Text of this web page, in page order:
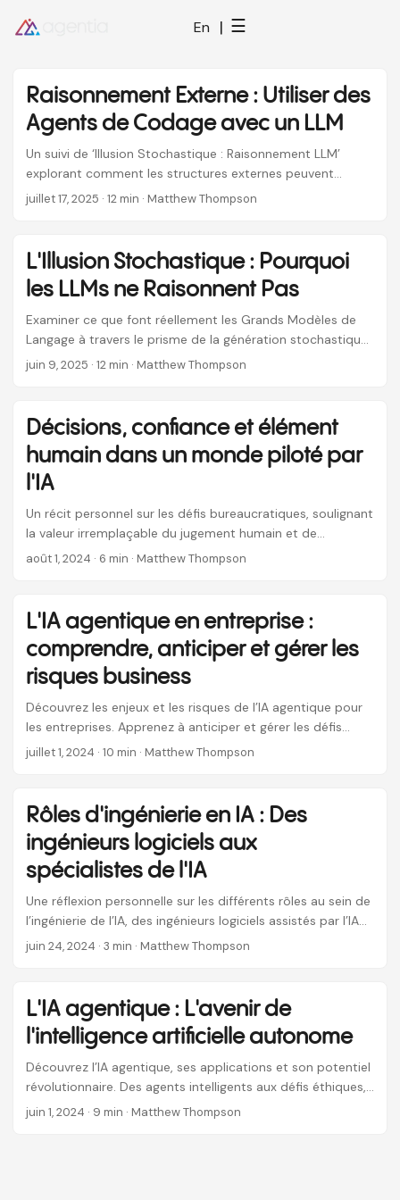
En | ☰
Raisonnement Externe : Utiliser des
Agents de Codage avec un LLM
Un suivi de ‘Illusion Stochastique : Raisonnement LLM’
explorant comment les structures externes peuvent
augmenter les capacités des LLMs dans le développement
Piloté par les Tests (Test-Driven Development) et la
validation systématique peuvent transformer des
assistants de codage peu fiables en partenaires de
juillet 17, 2025 · 12 min · Matthew Thompson
L'Illusion Stochastique : Pourquoi
les LLMs ne Raisonnent Pas
Examiner ce que font réellement les Grands Modèles de
Langage à travers le prisme de la génération stochastique
plutôt que du raisonnement. Utilisant les recherches
stochastiques à capacité limitée’ et leurs implications
pour le développement de l’IA.
juin 9, 2025 · 12 min · Matthew Thompson
Décisions, confiance et élément
humain dans un monde piloté par
l'IA
Un récit personnel sur les défis bureaucratiques, soulignant
la valeur irremplaçable du jugement humain et de
l’empathie dans un monde de plus en plus automatisé.
août 1, 2024 · 6 min · Matthew Thompson
L'IA agentique en entreprise :
comprendre, anticiper et gérer les
risques business
Découvrez les enjeux et les risques de l’IA agentique pour
les entreprises. Apprenez à anticiper et gérer les défis
technologiques, opérationnels, stratégiques et éthiques
juillet 1, 2024 · 10 min · Matthew Thompson
Rôles d'ingénierie en IA : Des
ingénieurs logiciels aux
spécialistes de l'IA
Une réflexion personnelle sur les différents rôles au sein de
l’ingénierie de l’IA, des ingénieurs logiciels assistés par l’IA
aux ingénieurs spécialisés en systèmes d’IA, écrite en route
juin 24, 2024 · 3 min · Matthew Thompson
L'IA agentique : L'avenir de
l'intelligence artificielle autonome
Découvrez l’IA agentique, ses applications et son potentiel
révolutionnaire. Des agents intelligents aux défis éthiques,
plongez dans l’avenir de l’IA autonome.
juin 1, 2024 · 9 min · Matthew Thompson